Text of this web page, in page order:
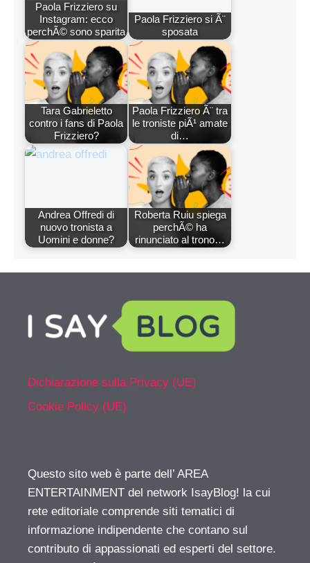
Paola Frizziero su
Instagram: ecco
perchÃ© sono sparita
Paola Frizziero si Ã¨
sposata
Tara Gabrieletto
contro i fans di Paola
Frizziero?
Paola Frizziero Ã¨ tra
le troniste piÃ¹ amate
di…
Andrea Offredi di
nuovo tronista a
Uomini e donne?
Roberta Ruiu spiega
perchÃ© ha
rinunciato al trono…
Dichiarazione sulla Privacy (UE)
Cookie Policy (UE)
Questo sito web è parte dell’ AREA
ENTERTAINMENT del network IsayBlog! la cui
rete editoriale comprende siti tematici di
informazione indipendente che contano sul
contributo di appassionati ed esperti del settore.